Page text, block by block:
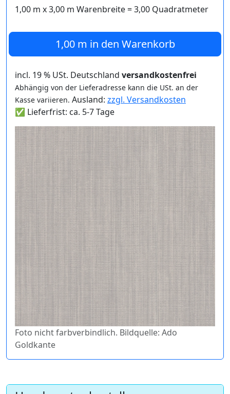
1,00 m x3,00 m Warenbreite =3,00 Quadratmeter
1,00 m in den Warenkorb
incl. 19 % USt. Deutschland versandkostenfrei
Abhängig von der Lieferadresse kann die USt. an der
Kasse variieren. Ausland: zzgl. Versandkosten
✅ Lieferfrist: ca. 5-7 Tage
Foto nicht farbverbindlich. Bildquelle: Ado
Goldkante